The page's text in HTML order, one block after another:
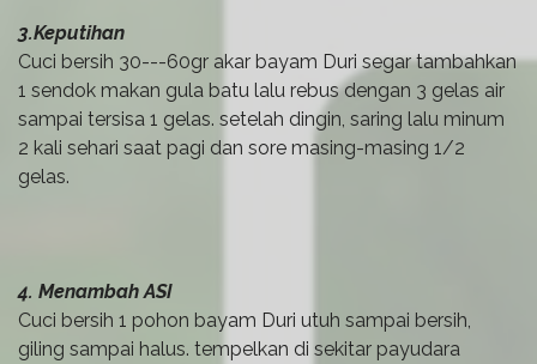
3.Keputihan
Cuci bersih 30---60gr akar bayam Duri segar tambahkan
1 sendok makan gula batu lalu rebus dengan 3 gelas air
sampai tersisa 1 gelas. setelah dingin, saring lalu minum
2 kali sehari saat pagi dan sore masing-masing 1/2
gelas.
4. Menambah ASI
Cuci bersih 1 pohon bayam Duri utuh sampai bersih,
giling sampai halus. tempelkan di sekitar payudara